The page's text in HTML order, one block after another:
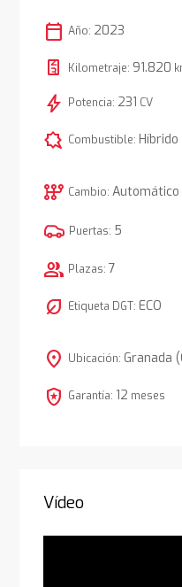
calendar_today Año: 2023
Kilometraje: 91.820
bolt Potencia: 231 CV
comic_bubble Combustible: Híbrido
auto_transmission Cambio: Automático
Puertas: 5
group Plazas: 7
nest_eco_leaf Etiqueta DGT: ECO
location_on Ubicación: Granada
local_police Garantía: 12 meses
Vídeo